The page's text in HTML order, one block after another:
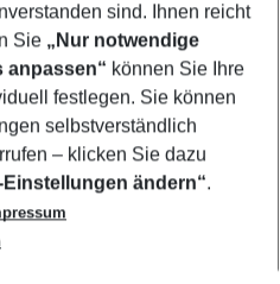
sind. Ihnen reicht
Sie „Nur notwendige
anpassen“ können Sie Ihre
festlegen. Sie können
selbstverständlich
– klicken Sie dazu
Einstellungen ändern“.